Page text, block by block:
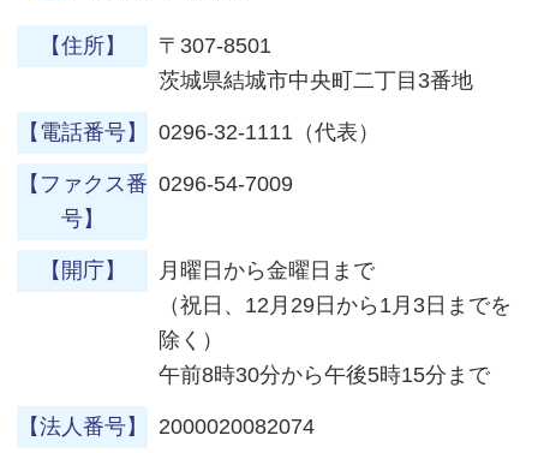
【住所】
〒307-8501
茨城県結城市中央町二丁目3番地
【電話番号】 0296-32-1111（代表）
【ファクス番
号】
0296-54-7009
【開庁】
月曜日から金曜日まで
（祝日、12月29日から1月3日までを
除く）
午前8時30分から午後5時15分まで
【法人番号】 2000020082074